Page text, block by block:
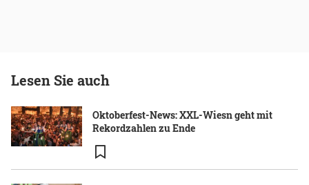
Lesen Sie auch
Oktoberfest-News: XXL-Wiesn geht mit
Rekordzahlen zu Ende